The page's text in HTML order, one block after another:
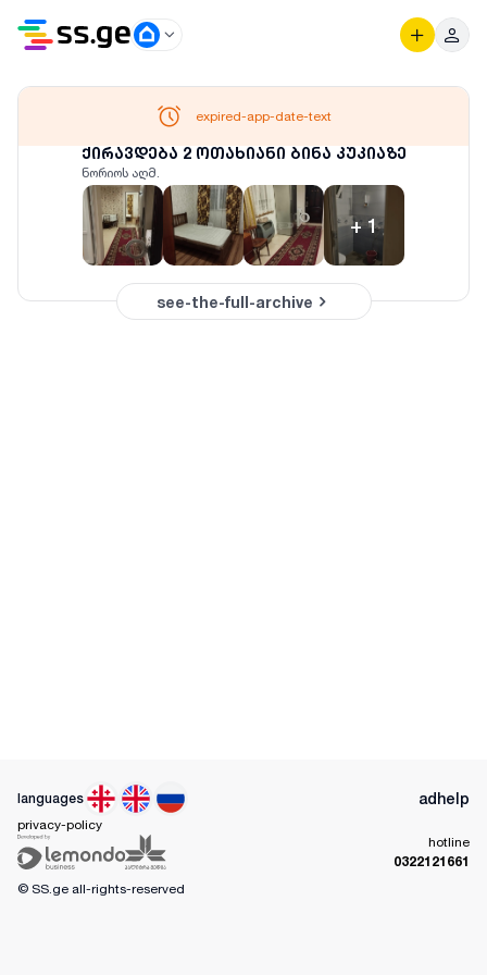
ქირავდება 2 ოთახიანი ბინა კუკიაზე
ნორიოს აღმ.
+1
expired-app-date-text
see-the-full-archive
languages adhelp
privacy-policy
hotline
0322121661
© SS.ge all-rights-reserved